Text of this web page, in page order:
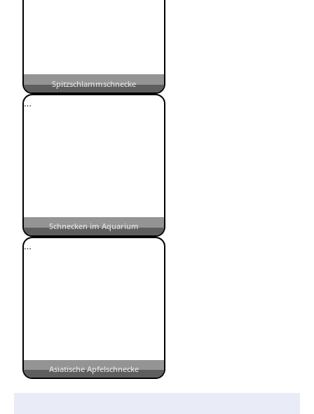
Spitzschlammschnecke
Schnecken im Aquarium
…
Asiatische Apfelschnecke
…